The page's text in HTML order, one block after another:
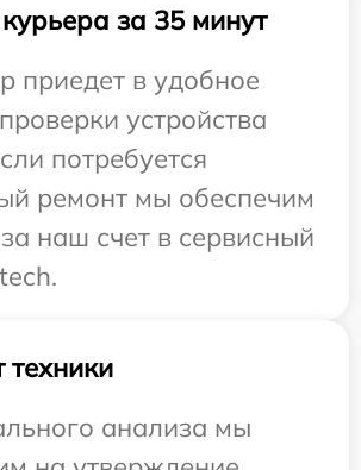
за 35 минут
приедет в удобное
устройства
потребуется
ремонт мы обеспечим
наш счет в сервисный
техники
анализа мы